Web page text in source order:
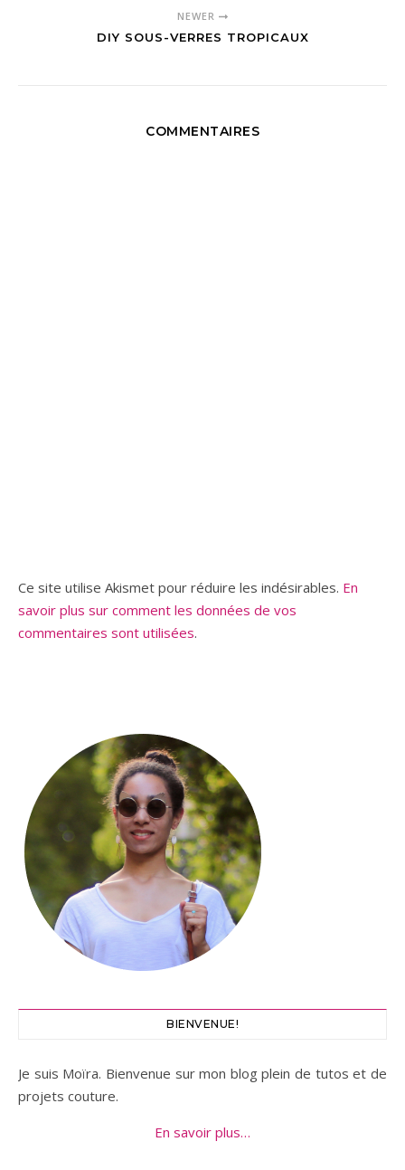
NEWER
DIY SOUS-VERRES TROPICAUX
COMMENTAIRES
Ce site utilise Akismet pour réduire les indésirables. En
savoir plus sur comment les données de vos
commentaires sont utilisées.
BIENVENUE!
Je suis Moïra. Bienvenue sur mon blog plein de tutos et de
projets couture.
En savoir plus…